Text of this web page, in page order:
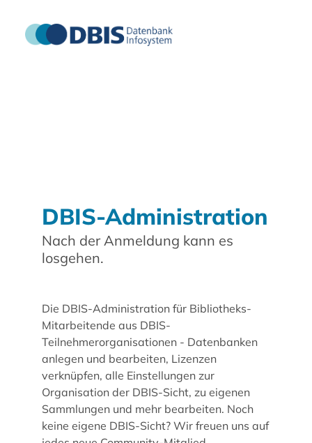
DBIS-Administration
Nach der Anmeldung kann es
losgehen.
Die DBIS-Administration für Bibliotheks-
Mitarbeitende aus DBIS-
Teilnehmerorganisationen - Datenbanken
anlegen und bearbeiten, Lizenzen
verknüpfen, alle Einstellungen zur
Organisation der DBIS-Sicht, zu eigenen
Sammlungen und mehr bearbeiten. Noch
keine eigene DBIS-Sicht? Wir freuen uns auf